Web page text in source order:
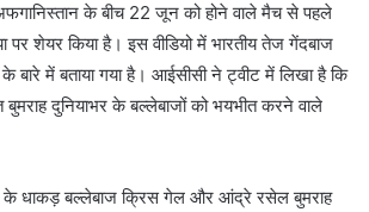
के बीच 22 जून को होने वाले मैच से पहले
पर शेयर किया है। इस वीडियो में भारतीय तेज गेंदबाज
बारे में बताया गया है। आईसीसी ने ट्वीट में लिखा है कि
दुनियाभर के बल्‍लेबाजों को भयभीत करने वाले
के धाकड़ बल्‍लेबाज क्रिस गेल और आंद्रे रसेल बुमराह